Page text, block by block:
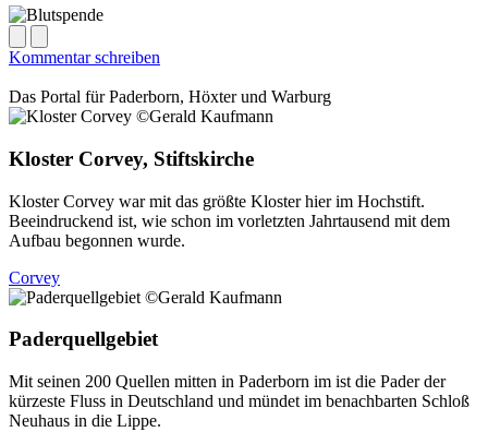
Kommentar schreiben
Das Portal fürPaderborn, Höxterund Warburg
Kloster Corvey, Stiftskirche
Kloster Corvey war mit das größte Kloster hier im Hochstift.
Beeindruckend ist, wie schon im vorletzten Jahrtausend mit dem
Aufbau begonnen wurde.
Corvey
Paderquellgebiet
Mit seinen 200 Quellen mitten in Paderborn im ist die Pader der
kürzeste Fluss in Deutschland und mündet im benachbarten Schloß
Neuhaus in die Lippe.